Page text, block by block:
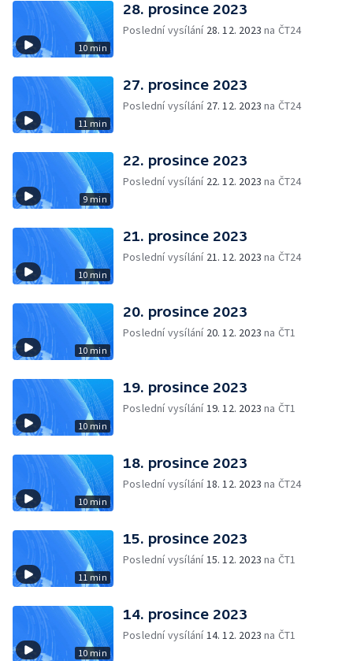
10 min
28. prosince 2023
Poslední vysílání 28. 12. 2023 na ČT24
11 min
27. prosince 2023
Poslední vysílání 27. 12. 2023 na ČT24
9 min
22. prosince 2023
Poslední vysílání 22. 12. 2023 na ČT24
10 min
21. prosince 2023
Poslední vysílání 21. 12. 2023 na ČT24
10 min
20. prosince 2023
Poslední vysílání 20. 12. 2023 na ČT1
10 min
19. prosince 2023
Poslední vysílání19. 12. 2023 na ČT1
10 min
18. prosince 2023
Poslední vysílání18. 12. 2023 na ČT24
11 min
15. prosince 2023
Poslední vysílání15. 12. 2023 na ČT1
10 min
14. prosince 2023
Poslední vysílání14. 12. 2023 na ČT1